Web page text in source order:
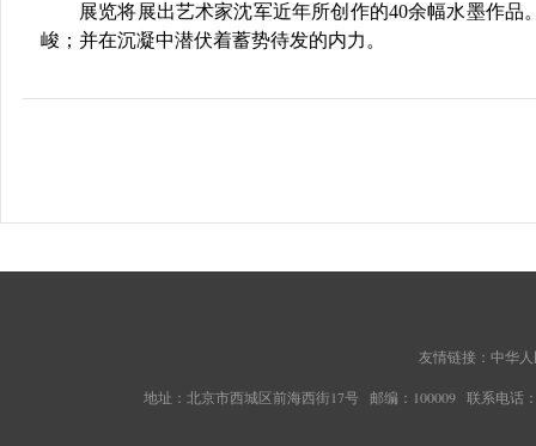
展览将展出艺术家沈军近年所创作的40余幅水墨作
峻；并在沉凝中潜伏着蓄势待发的内力。
友情链接： 中华
地址：北京市西城区前海西街17号 邮编：100009 联系电话